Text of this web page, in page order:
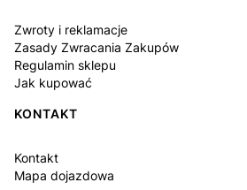
Zwroty i reklamacje
Zasady Zwracania Zakupów
Regulamin sklepu
Jak kupować
KONTAKT
Kontakt
Mapa dojazdowa